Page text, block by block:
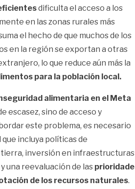
dificulta el acceso a los
en las zonas rurales más
el hecho de que muchos de los
en la región se exportan a otras
lo que reduce aún más la
para la población local.
alimentaria en el Meta
escasez, sino de acceso y
este problema, es necesario
incluya políticas de
inversión en infraestructuras
una reevaluación de las
de los recursos naturales.